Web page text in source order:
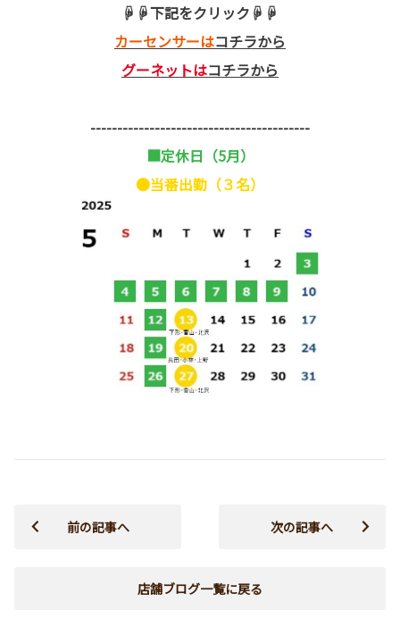
☟☟下記をクリック☟☟
カーセンサーはコチラから
グーネットはコチラから
-----------------------------------------
■定休日（5月）
●当番出勤（３名）
前の記事へ
店舗ブログ一覧に戻る
次の記事へ